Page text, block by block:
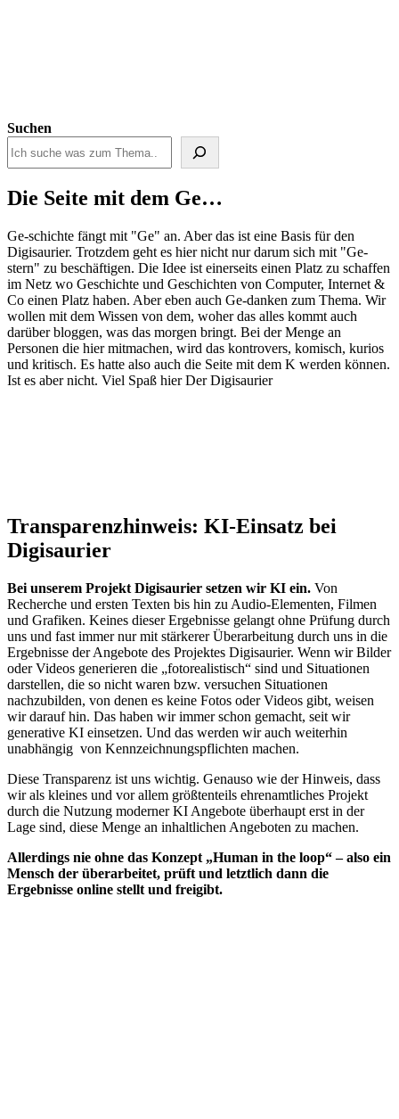
Suchen
Die Seite mit dem Ge…
Ge-schichte fängt mit "Ge" an. Aber das ist eine Basis für den
Digisaurier. Trotzdem geht es hier nicht nur darum sich mit "Ge-
stern" zu beschäftigen. Die Idee ist einerseits einen Platz zu schaffen
im Netz wo Geschichte und Geschichten von Computer, Internet &
Co einen Platz haben. Aber eben auch Ge-danken zum Thema. Wir
wollen mit dem Wissen von dem, woher das alles kommt auch
darüber bloggen, was das morgen bringt. Bei der Menge an
Personen die hier mitmachen, wird das kontrovers, komisch, kurios
und kritisch. Es hatte also auch die Seite mit dem K werden können.
Ist es aber nicht. Viel Spaß hier Der Digisaurier
Transparenzhinweis: KI-Einsatz bei
Digisaurier
Bei unserem Projekt Digisaurier setzen wir KI ein. Von
Recherche und ersten Texten bis hin zu Audio-Elementen, Filmen
und Grafiken. Keines dieser Ergebnisse gelangt ohne Prüfung durch
uns und fast immer nur mit stärkerer Überarbeitung durch uns in die
Ergebnisse der Angebote des Projektes Digisaurier. Wenn wir Bilder
oder Videos generieren die „fotorealistisch“ sind und Situationen
darstellen, die so nicht waren bzw. versuchen Situationen
nachzubilden, von denen es keine Fotos oder Videos gibt, weisen
wir darauf hin. Das haben wir immer schon gemacht, seit wir
generative KI einsetzen. Und das werden wir auch weiterhin
unabhängig von Kennzeichnungspflichten machen.
Diese Transparenz ist uns wichtig. Genauso wie der Hinweis, dass
wir als kleines und vor allem größtenteils ehrenamtliches Projekt
durch die Nutzung moderner KI Angebote überhaupt erst in der
Lage sind, diese Menge an inhaltlichen Angeboten zu machen.
Allerdings nie ohne das Konzept „Human in the loop“ – also ein
Mensch der überarbeitet, prüft und letztlich dann die
Ergebnisse online stellt und freigibt.